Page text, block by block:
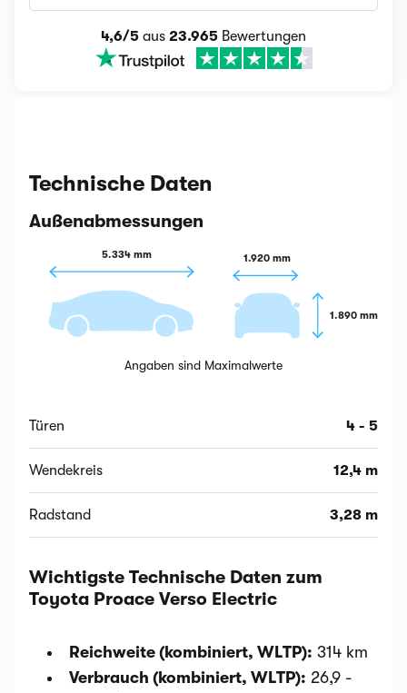
4,6/5 aus 23.965 Bewertungen
Technische Daten
Außenabmessungen
5.334 mm 1.920 mm
1.890 mm
Angaben sind Maximalwerte
Türen 4 - 5
Wendekreis 12,4 m
Radstand 3,28 m
Wichtigste Technische Daten zum
Toyota Proace Verso Electric
Reichweite (kombiniert, WLTP): 314 km
Verbrauch (kombiniert, WLTP): 26,9 -